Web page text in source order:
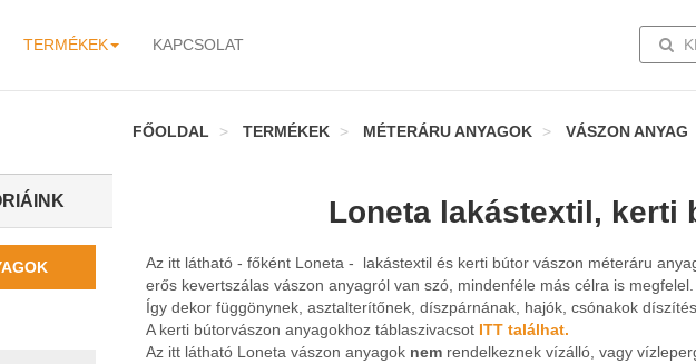
TERMÉKEK KAPCSOLAT
FŐOLDAL TERMÉKEK MÉTERÁRU ANYAGOK VÁSZON ANYAG
Loneta lakástextil, kerti
Az itt látható - főként Loneta - lakástextil és kerti bútor vászon méteráru
erős kevertszálas vászon anyagról van szó, mindenféle más célra is megfelel.
Így dekor függönynek, asztalterítőnek, díszpárnának, hajók, csónakok
A kerti bútorvászon anyagokhoz táblaszivacsot ITT találhat.
Az itt látható Loneta vászon anyagok nem rendelkeznek vízálló, vagy